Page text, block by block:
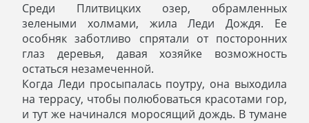
Среди Плитвицких озер, обрамленных
зелеными холмами, жила Леди Дождя. Ее
особняк заботливо спрятали от посторонних
глаз деревья, давая хозяйке возможность
остаться незамеченной.
Когда Леди просыпалась поутру, она выходила
на террасу, чтобы полюбоваться красотами гор,
и тут же начинался моросящий дождь. В тумане